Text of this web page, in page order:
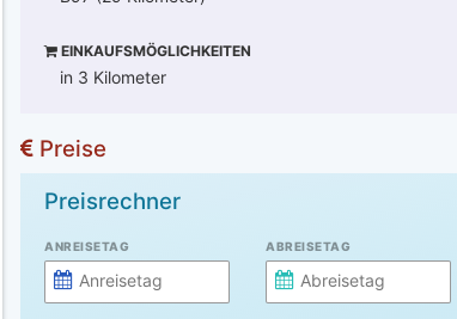
EINKAUFSMÖGLICHKEITEN
in 3 Kilometer
Preise
Preisrechner
ANREISETAG ABREISETAG